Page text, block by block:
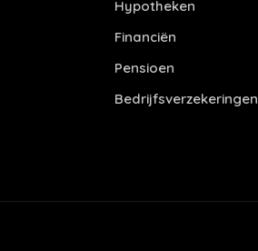
Hypotheken
Financiën
Pensioen
Bedrijfsverzekeringen